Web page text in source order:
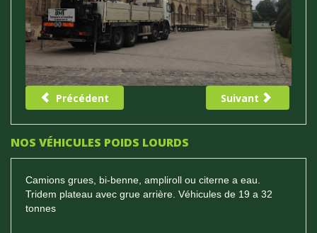
Précédent Suivant
NOS VÉHICULES POIDS LOURDS
Camions grues, bi-benne, ampliroll ou citerne a eau.
Tridem plateau avec grue arrière. Véhicules de 19 a 32
tonnes